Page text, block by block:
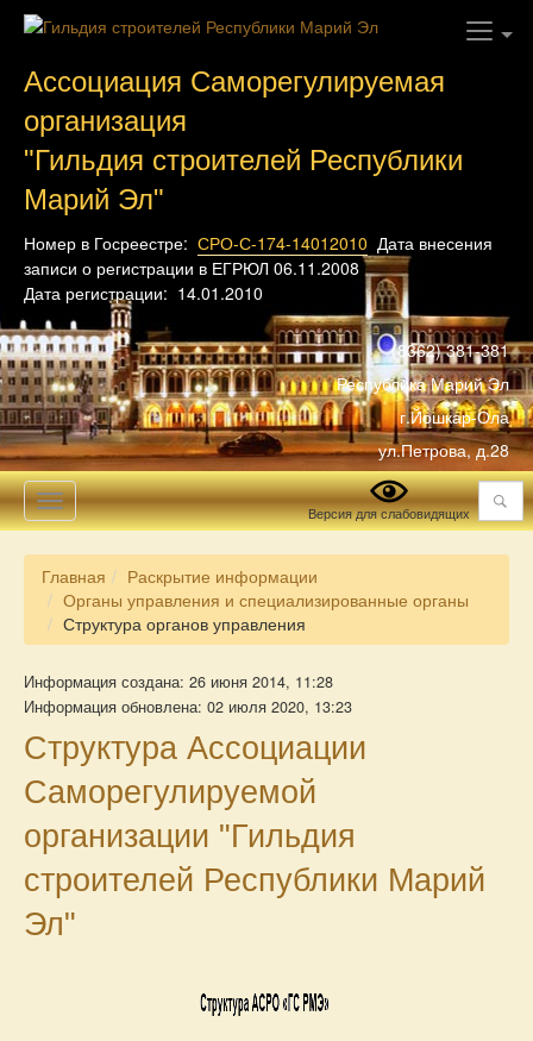
Ассоциация Саморегулируемая
организация
"Гильдия строителей Республики
Марий Эл"
Номер в Госреестре: СРО-С-174-14012010 Дата внесения
записи о регистрации в ЕГРЮЛ 06.11.2008
Дата регистрации: 14.01.2010
(8362) 381-381
Республика Марий Эл
г.Йошкар-Ола
ул.Петрова, д.28
Toggle
navigation
Версия для слабовидящих Поиск
Главная
Раскрытие информации
Органы управления и специализированные органы
Структура органов управления
Информация создана: 26 июня 2014, 11:28
Информация обновлена: 02 июля 2020, 13:23
Структура Ассоциации
Саморегулируемой
организации "Гильдия
строителей Республики Марий
Эл"